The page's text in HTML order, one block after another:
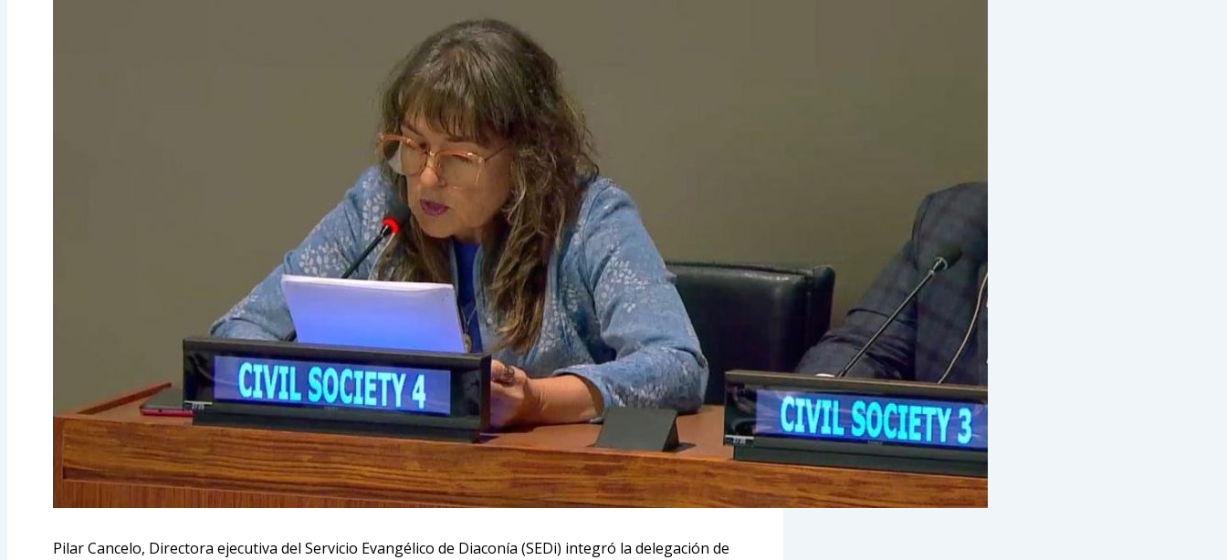
Pilar Cancelo, Directora ejecutiva del Servicio Evangélico de Diaconía (SEDi) integró la delegación de